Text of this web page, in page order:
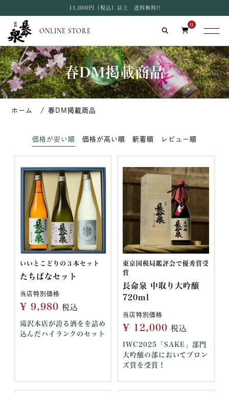
11,000円（税込）以上 送料無料!!
ONLINE STORE
0
春DM掲載商品
春DM掲載商品
価格が安い順 価格が高い順 新着順 レビュー順
いいとこどりの３本セット
たちばなセット
当店特別価格
¥ 9,980 税込
滝沢本店が誇る酒をを詰め
込んだハイランクのセット
東京国税局鑑評会で優秀賞受
賞
長命泉 中取り大吟醸
720ml
当店特別価格
¥ 12,000 税込
IWC2025「SAKE」部門
大吟醸の部においてブロン
ズ賞を受賞！